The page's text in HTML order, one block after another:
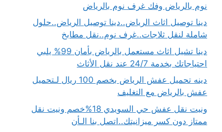
نوم بالرياض وفك غرف نوم بالرياض
دينا توصيل اثاث الرياض..دينا توصيل الرياض..حلول
شاملة لنقل ثلاجات..غرف نوم..نقل مطابخ
دينا تشيل اثاث مستعمل بالرياض بأمان 99% يلبي
احتياجاتك بخدمة 24/7 عند نقل الأثاث
دينه تحميل عفش الرياض بخصم 100 ريال لـتحميل
عفش بالرياض مع التغليف
ونيت نقل عفش حي السويدي 18%خصم ونيت نقل
ممتاز دون كسر ميزانيتك..اتصل بنا الـأن